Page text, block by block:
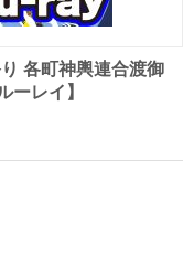
り 各町神輿連合渡御
レイ】